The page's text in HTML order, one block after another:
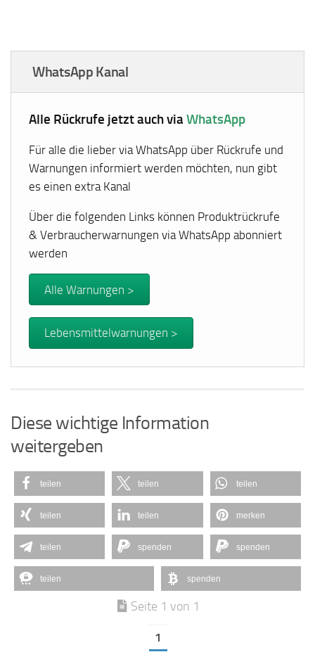
WhatsApp Kanal
Alle Rückrufe jetzt auch viaWhatsApp
Für alle die lieber via WhatsApp über Rückrufe und
Warnungen informiert werden möchten, nun gibt
es einen extra Kanal
Über die folgenden Links können Produktrückrufe
& Verbraucherwarnungen via WhatsApp abonniert
werden
Alle Warnungen >
Lebensmittelwarnungen >
Diese wichtige Information
weitergeben
teilen teilen teilen
teilen teilen merken
teilen spenden spenden
teilen spenden
Seite 1 von 1
1